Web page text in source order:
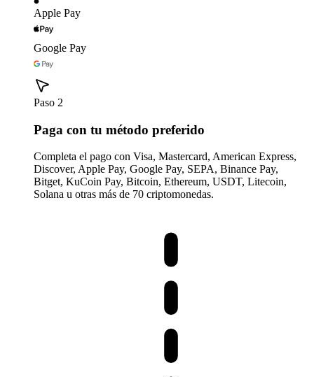
Apple Pay
Google Pay
Paso 2
Paga con tu método preferido
Completa el pago con Visa, Mastercard, American Express,
Discover, Apple Pay, Google Pay, SEPA, Binance Pay,
Bitget, KuCoin Pay, Bitcoin, Ethereum, USDT, Litecoin,
Solana u otras más de 70 criptomonedas.